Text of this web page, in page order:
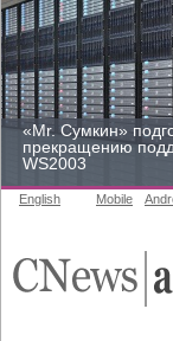
«Mr. Сумкин»
прекращению
WS2003
English Mobile